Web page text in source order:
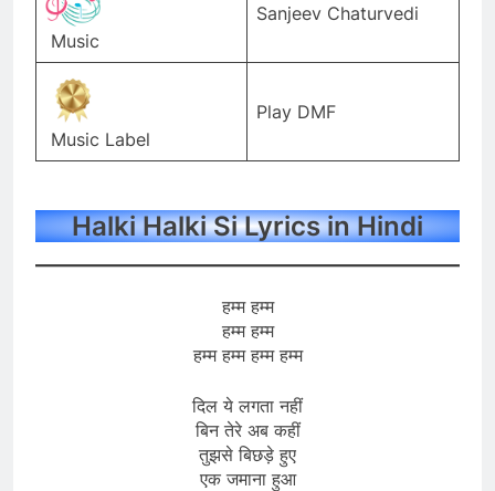
Music
Sanjeev Chaturvedi
Music Label
Play DMF
Halki Halki Si Lyrics in Hindi
हम्म हम्म
हम्म हम्म
हम्म हम्म हम्म हम्म
दिल ये लगता नहीं
बिन तेरे अब कहीं
तुझसे बिछड़े हुए
एक जमाना हुआ